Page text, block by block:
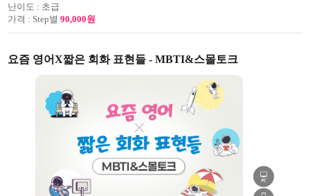
난이도 : 초급
가격 : Step별 90,000원
요즘 영어X짧은 회화 표현들 - MBTI&스몰토크